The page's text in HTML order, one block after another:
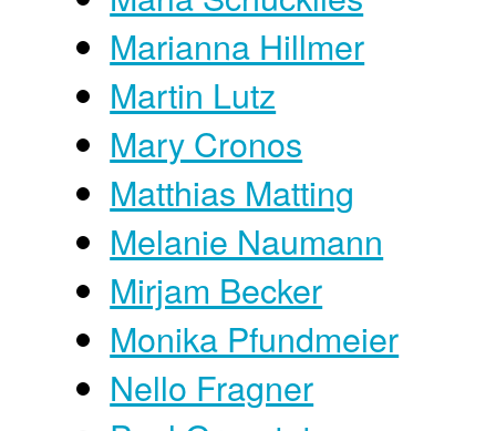
Marianna Hillmer
Martin Lutz
Mary Cronos
Matthias Matting
Melanie Naumann
Mirjam Becker
Monika Pfundmeier
Nello Fragner